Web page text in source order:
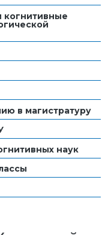
когнитивные
в магистратуру
наук